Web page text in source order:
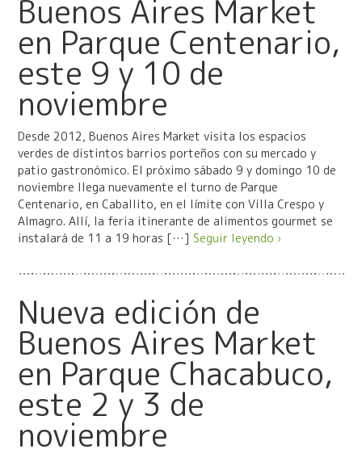
Buenos Aires Market
en Parque Centenario,
este 9 y 10 de
noviembre
Desde 2012, Buenos Aires Market visita los espacios
verdes de distintos barrios porteños con su mercado y
patio gastronómico. El próximo sábado 9 y domingo 10 de
noviembre llega nuevamente el turno de Parque
Centenario, en Caballito, en el límite con Villa Crespo y
Almagro. Allí, la feria itinerante de alimentos gourmet se
instalará de 11 a 19 horas […] Seguir leyendo ›
Nueva edición de
Buenos Aires Market
en Parque Chacabuco,
este 2 y 3 de
noviembre